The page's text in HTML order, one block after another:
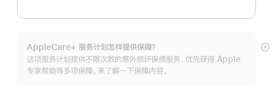
AppleCare+ 服务计划怎样提供保⁠障？
这项服务计划提供不限次数的意外损坏保修服务、优先获得 Apple
专家帮助等多项保障。来了解一下保障内容。
展